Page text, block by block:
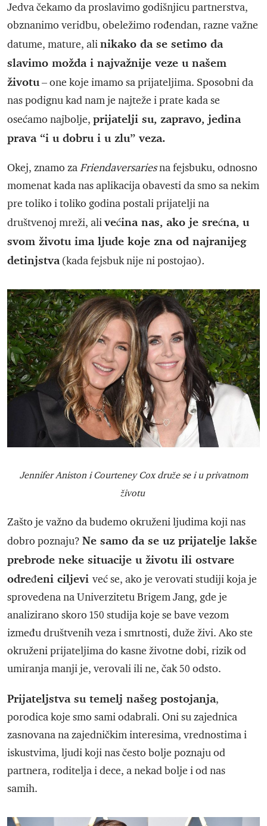
Jedva čekamo da proslavimo godišnjicu partnerstva,
obznanimo veridbu, obeležimo rođendan, razne važne
datume, mature, alinikako da se setimo da
slavimo možda i najvažnije veze u našem
životu– one koje imamo sa prijateljima. Sposobni da
nas podignu kad nam je najteže i prate kada se
osećamo najbolje, prijatelji su, zapravo, jedina
prava “i u dobru i u zlu” veza.
Okej, znamo zaFriendaversariesna fejsbuku, odnosno
momenat kada nas aplikacija obavesti da smo sa nekim
pre toliko i toliko godina postali prijatelji na
društvenoj mreži, alivećina nas, ako je srećna, u
svom životu ima ljude koje zna od najranijeg
detinjstva(kada fejsbuk nije ni postojao).
Jennifer Aniston i Courteney Cox druže se i u privatnom
životu
Zašto je važno da budemo okruženi ljudima koji nas
dobro poznaju? Ne samo da se uz prijatelje lakše
prebrode neke situacije u životu ili ostvare
određeni ciljevi već se, ako je verovati studiji koja je
sprovedena na Univerzitetu Brigem Jang, gde je
analizirano skoro 150 studija koje se bave vezom
između društvenih veza i smrtnosti, duže živi. Ako ste
okruženi prijateljima do kasne životne dobi, rizik od
umiranja manji je, verovali ili ne, čak 50 odsto.
Prijateljstva su temelj našeg postojanja,
porodica koje smo sami odabrali. Oni su zajednica
zasnovana na zajedničkim interesima, vrednostima i
iskustvima, ljudi koji nas često bolje poznaju od
partnera, roditelja i dece, a nekad bolje i od nas
samih.